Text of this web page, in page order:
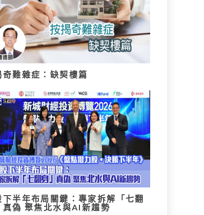
奇難雜症：缺契樓篇
下半年布局關鍵：專家拆解「七翻
真偽 聚焦北水與AI新趨勢